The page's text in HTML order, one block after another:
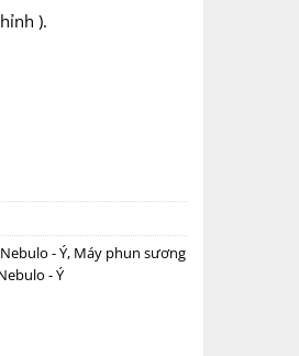
).
- Ý, Máy phun sương
- Ý